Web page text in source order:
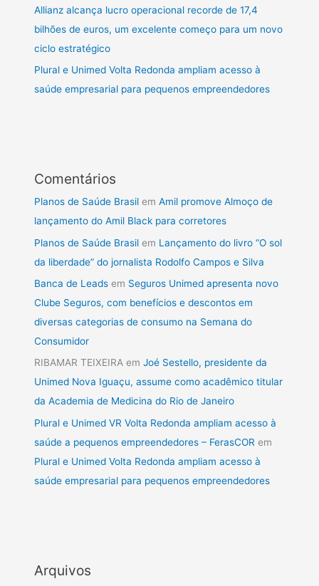
Allianz alcança lucro operacional recorde de 17,4
bilhões de euros, um excelente começo para um novo
ciclo estratégico
Plural e Unimed Volta Redonda ampliam acesso à
saúde empresarial para pequenos empreendedores
Comentários
Planos de Saúde Brasil emAmil promove Almoço de
lançamento do Amil Black para corretores
Planos de Saúde Brasil em Lançamento do livro “O sol
da liberdade” do jornalista Rodolfo Campos e Silva
Banca de Leads em Seguros Unimed apresenta novo
Clube Seguros, com benefícios e descontos em
diversas categorias de consumo na Semana do
Consumidor
RIBAMAR TEIXEIRA emJoé Sestello, presidente da
Unimed Nova Iguaçu, assume como acadêmico titular
da Academia de Medicina do Rio de Janeiro
Plural e Unimed VR Volta Redonda ampliam acesso à
saúde a pequenos empreendedores – FerasCOR em
Plural e Unimed Volta Redonda ampliam acesso à
saúde empresarial para pequenos empreendedores
Arquivos